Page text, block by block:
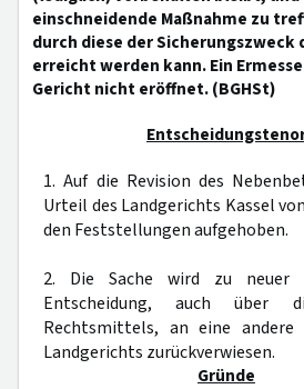
einschneidende Maßnahme zu
durch diese der Sicherungszweck
erreicht werden kann. Ein
Gericht nicht eröffnet. (BGHSt)
1. Auf die Revision des
Urteil des Landgerichts Kassel
den Feststellungen aufgehoben.
2. Die Sache wird zu neuer
Entscheidung, auch über
Rechtsmittels, an eine andere
Landgerichts zurückverwiesen.
Gründe